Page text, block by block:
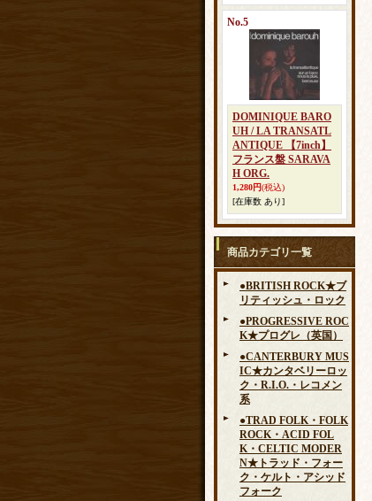
No.5
DOMINIQUE BARO
UH / LA TRANSATL
ANTIQUE 【7inch】
フランス盤 SARAVA
H ORG.
1,280円(税込)
[在庫数 あり]
商品カテゴリ一覧
●BRITISH ROCK★ブ
リティッシュ・ロック
●PROGRESSIVE ROC
K★プログレ（英国）
●CANTERBURY MUS
IC★カンタベリーロッ
ク・R.I.O.・レコメン
系
●TRAD FOLK・FOLK
ROCK・ACID FOL
K・CELTIC MODER
N★トラッド・フォー
ク・ケルト・アシッド
フォーク